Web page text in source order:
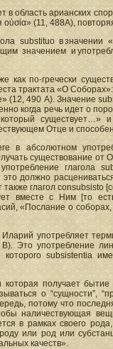
область арианских
(11, 488А),
substituo в значении
значением и
по-гречески
трактата «О
(12, 490 А). Значение
когда речь идет о
Отце и
в абсолютном
существование
глагола
должно
глагол consubsisto
вместе с Ним [то
«Послание о
употребляет
употребление
subsistentia
получает
о “сущности”,
потому что
наличествующая
в рамках своего
или род или
качеств».